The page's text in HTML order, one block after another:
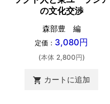
の文化交渉
森部豊 編
定価： 3,080円
(本体 2,800円)
shopping_cart カートに追加